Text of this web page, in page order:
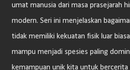
umat manusia dari masa prasejarah
modern. Seri ini menjelaskan
tidak memiliki kekuatan fisik luar
mampu menjadi spesies paling
kemampuan unik kita untuk bercerita